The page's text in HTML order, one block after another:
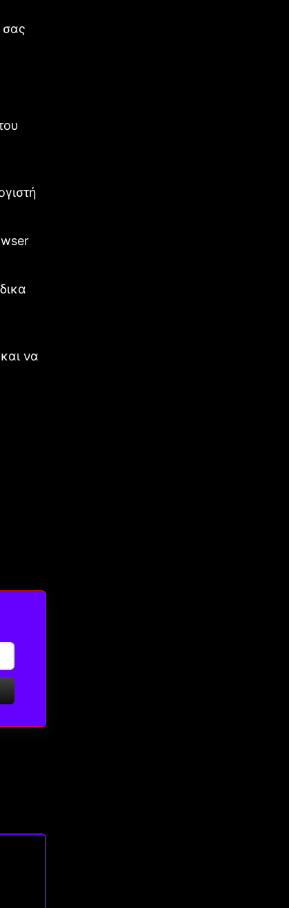
σας
να